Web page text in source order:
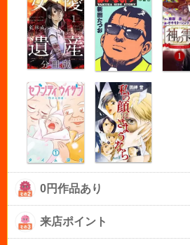
0円作品あり
来店ポイント